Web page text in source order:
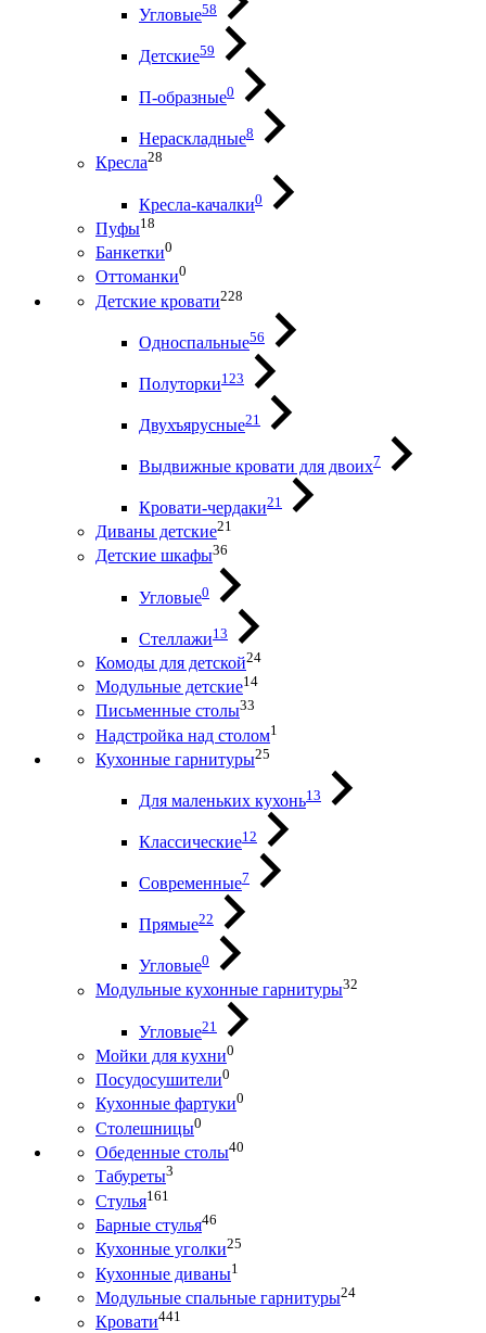
Угловые58
Детские59
П-образные0
Нераскладные8
Кресла28
Кресла-качалки0
Пуфы18
Банкетки0
Оттоманки0
Детские кровати228
Односпальные56
Полуторки123
Двухъярусные21
Выдвижные кровати для двоих7
Кровати-чердаки21
Диваны детские21
Детские шкафы36
Угловые0
Стеллажи13
Комоды для детской24
Модульные детские14
Письменные столы33
Надстройка над столом1
Кухонные гарнитуры25
Для маленьких кухонь13
Классические12
Современные7
Прямые22
Угловые0
Модульные кухонные гарнитуры32
Угловые21
Мойки для кухни0
Посудосушители0
Кухонные фартуки0
Столешницы0
Обеденные столы40
Табуреты3
Стулья161
Барные стулья46
Кухонные уголки25
Кухонные диваны1
Модульные спальные гарнитуры24
Кровати441